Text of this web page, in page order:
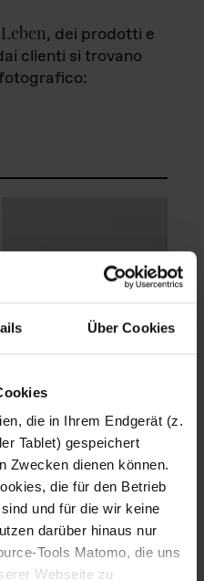
Über Cookies
die in Ihrem Endgerät (z.
Tablet) gespeichert
Zwecken dienen können.
die für den Betrieb
und für die wir keine
darüber hinaus nur
Tools Matomo, die uns
Webseite zu
, dei prodotti e
clienti si trovano
Fotografo: Lorenz
Sternbach
Download